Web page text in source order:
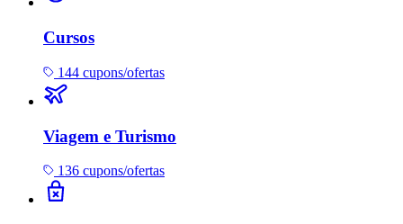
Cursos
144 cupons/ofertas
Viagem e Turismo
136 cupons/ofertas